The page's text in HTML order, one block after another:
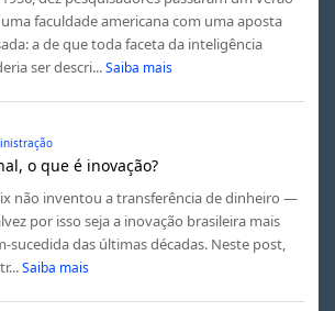
faculdade americana com uma aposta
a de que toda faceta da inteligência
ser descri... Saiba mais
o que é inovação?
não inventou a transferência de dinheiro —
por isso seja a inovação brasileira mais
sucedida das últimas décadas. Neste post,
Saiba mais